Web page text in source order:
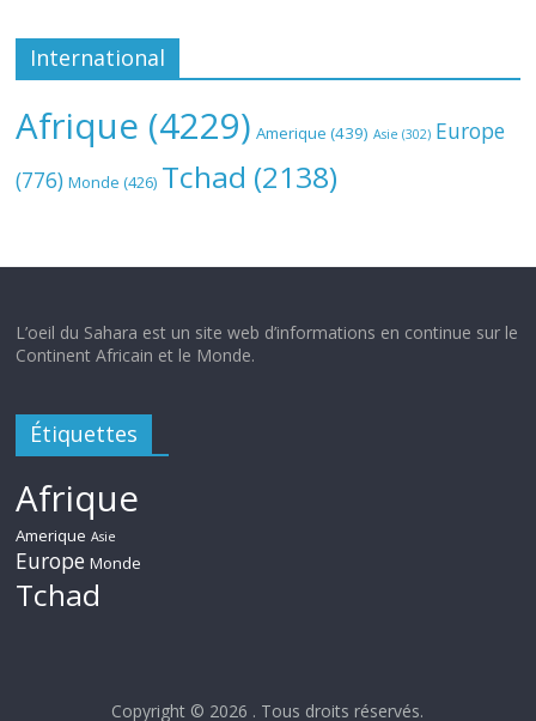
International
Afrique (4229) Amerique (439) Asie (302) Europe
(776) Monde (426) Tchad (2138)
L’oeil du Sahara est un site web d’informations en continue sur le
Continent Africain et le Monde.
Étiquettes
Afrique
Amerique Asie
Europe Monde
Tchad
Copyright © 2026 . Tous droits réservés.